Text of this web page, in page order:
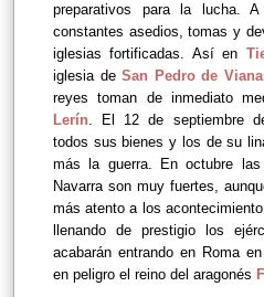
preparativos para la lucha.
constantes asedios, tomas y
iglesias fortificadas. Así en
iglesia deSan Pedro de Viana
reyes toman de inmediato
Lerín . El 12 de septiembre
todos sus bienes y los de su
más la guerra. En octubre
Navarra son muy fuertes,
más atento a los
llenando de prestigio los
acabarán entrando en Roma
en peligro el reino del aragonés